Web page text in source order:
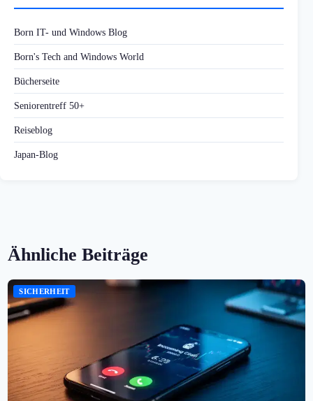
Born IT- und Windows Blog
Born's Tech and Windows World
Bücherseite
Seniorentreff 50+
Reiseblog
Japan-Blog
Ähnliche Beiträge
SICHERHEIT